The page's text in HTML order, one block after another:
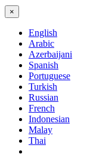
×
English
Arabic
Azerbaijani
Spanish
Portuguese
Turkish
Russian
French
Indonesian
Malay
Thai